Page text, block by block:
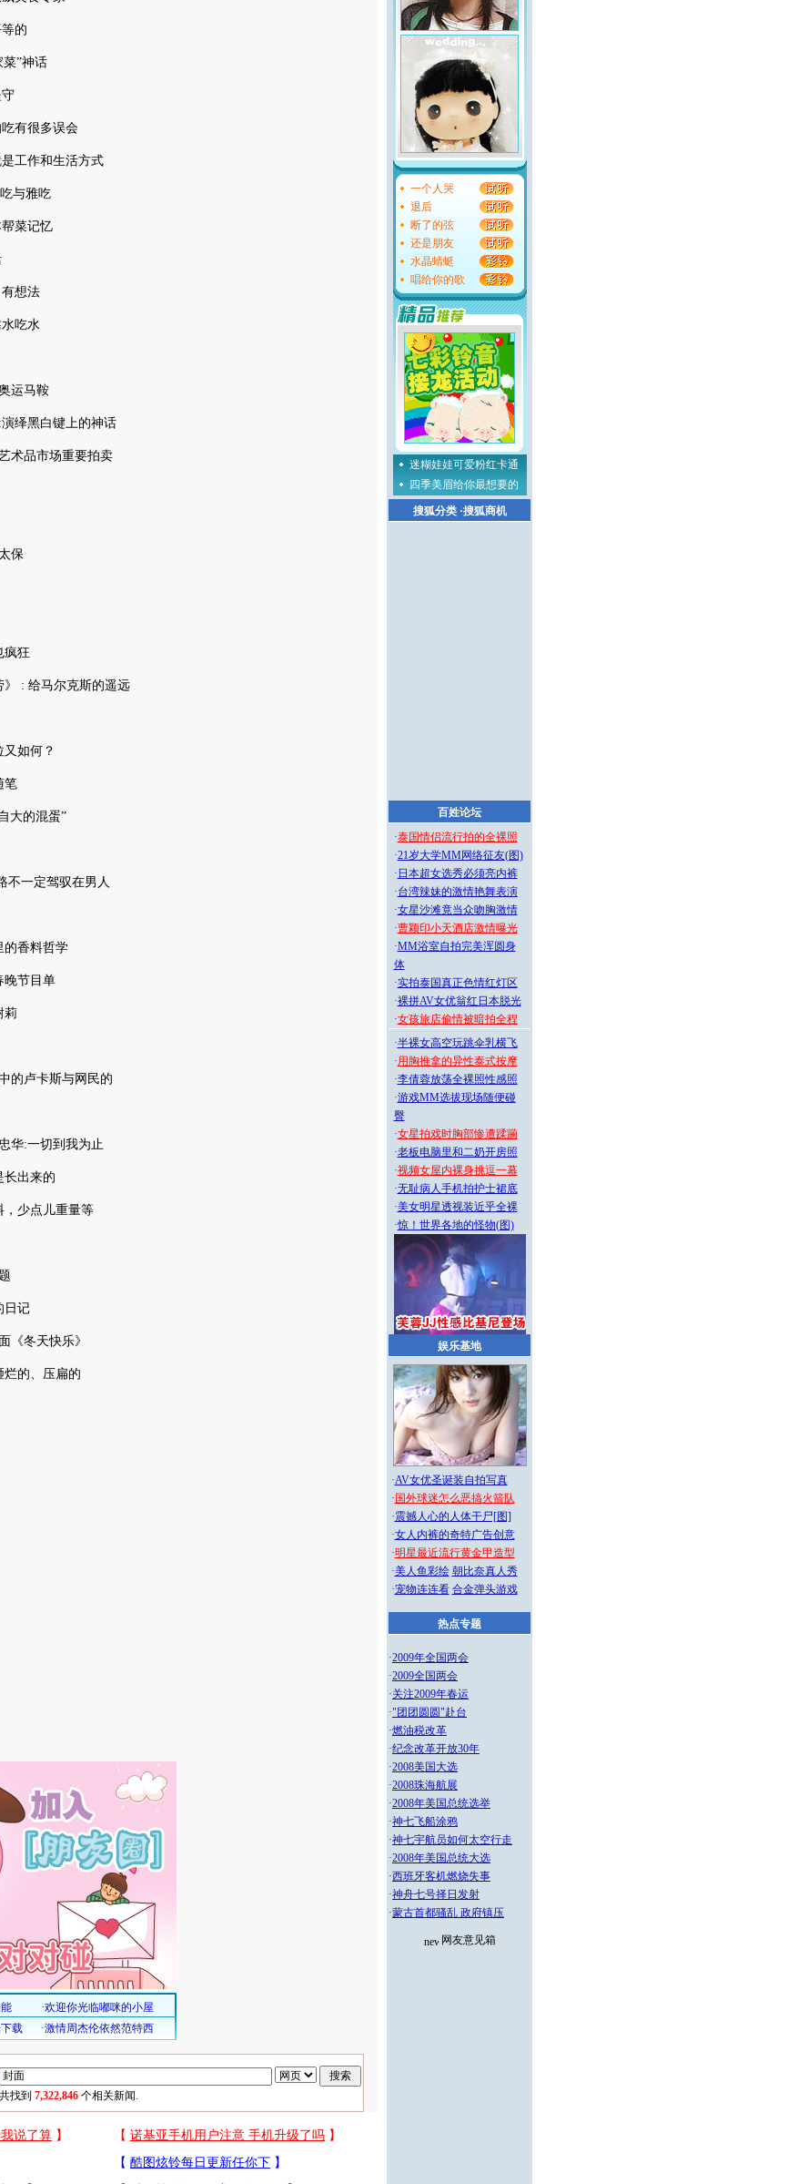
的
”神话
有很多误会
工作和生活方式
与雅吃
菜记忆
想法
吃水
运马鞍
绎黑白键上的神话
术品市场重要拍卖
保
狂
: 给马尔克斯的遥远
如何？
笔
大的混蛋”
一定驾驭在男人
香料哲学
节目单
莉
卢卡斯与网民的
:一切到我为止
出来的
少点儿重量等
记
冬天快乐》
的、压扁的
共找到 7,322,846 个相关新闻.
一个人哭
退后
断了的弦
还是朋友
水晶蜻蜓
唱给你的歌
迷糊娃娃可爱粉红卡通
四季美眉给你最想要的
搜狐分类·搜狐商机
百姓论坛
·泰国情侣流行拍的全裸照
·21岁大学MM网络征友(图)
· 日本超女选秀必须亮内裤
·台湾辣妹的激情艳舞表演
·女星沙滩竟当众吻胸激情
·曹颖印小天酒店激情曝光
·MM浴室自拍完美浑圆身
体
·实拍泰国真正色情红灯区
·裸拼AV女优翁红日本脱光
·女孩旅店偷情被暗拍全程
·半裸女高空玩跳伞乳横飞
·用胸推拿的异性泰式按摩
·李倩蓉放荡全裸照性感照
·游戏MM选拔现场随便碰
臀
·女星拍戏时胸部惨遭蹂躏
·老板电脑里和二奶开房照
·视频女屋内裸身挑逗一幕
·无耻病人手机拍护士裙底
·美女明星透视装近乎全裸
·惊！世界各地的怪物(图)
娱乐基地
·AV女优圣诞装自拍写真
· 国外球迷怎么恶搞火箭队
·震撼人心的人体干尸[图]
·女人内裤的奇特广告创意
·明星最近流行黄金甲造型
·美人鱼彩绘 朝比奈真人秀
·宠物连连看 合金弹头游戏
热点专题
·2009年全国两会
·2009全国两会
·关注2009年春运
·"团团圆圆"赴台
·燃油税改革
·纪念改革开放30年
·2008美国大选
·2008珠海航展
·2008年美国总统选举
·神七飞船涂鸦
·神七宇航员如何太空行走
·2008年美国总统大选
·西班牙客机燃烧失事
·神舟七号择日发射
·蒙古首都骚乱 政府镇压
网友意见箱